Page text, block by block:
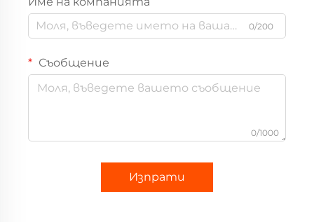
0/200
Съобщение
0/1000
Изпрати